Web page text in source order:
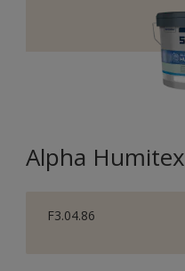
Alpha Humitex
F3.04.86